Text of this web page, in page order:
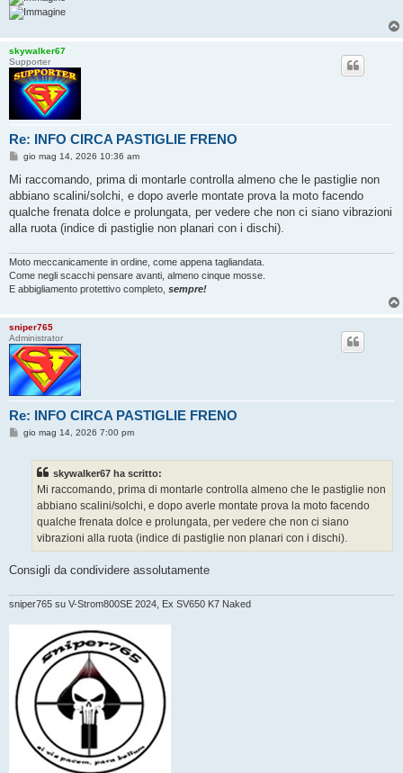
skywalker67
Supporter
Re: INFO CIRCA PASTIGLIE FRENO
M
s
a
g
i
gio mag 14, 2026 10:36 am
Mi raccomando, prima di montarle controlla almeno che le pastiglie non
abbiano scalini/solchi, e dopo averle montate prova la moto facendo
qualche frenata dolce e prolungata, per vedere che non ci siano vibrazioni
alla ruota (indice di pastiglie non planari con i dischi).
Moto meccanicamente in ordine, come appena tagliandata.
Come negli scacchi pensare avanti, almeno cinque mosse.
E abbigliamento protettivo completo, sempre!
sniper765
Administrator
Re: INFO CIRCA PASTIGLIE FRENO
Mgio mag 14, 2026 7:00 pm
skywalker67 ha scritto:
Mi raccomando, prima di montarle controlla almeno che le pastiglie non
abbiano scalini/solchi, e dopo averle montate prova la moto facendo
qualche frenata dolce e prolungata, per vedere che non ci siano
vibrazioni alla ruota (indice di pastiglie non planari con i dischi).
Consigli da condividere assolutamente
sniper765 su V-Strom800SE 2024, Ex SV650 K7 Naked